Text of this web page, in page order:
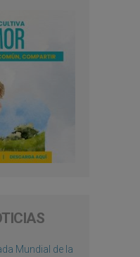
Mundial de la